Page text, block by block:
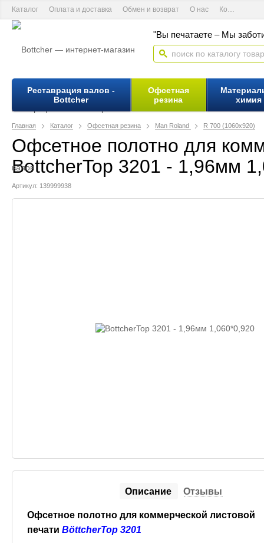
Каталог Оплата и доставка Обмен и возврат О нас Контактная информация
"Вы печатаете – Мы
Реставрация валов -
Bottcher
Офсетная
резина
химия
Главная Каталог Офсетная резина Man Roland R 700 (1060х920)
Офсетное полотно для
BottcherTop 3201 - 1,96мм
Артикул: 139999938
Описание Отзывы
Офсетное полотно для коммерческой листовой
печати BöttcherTop 3201